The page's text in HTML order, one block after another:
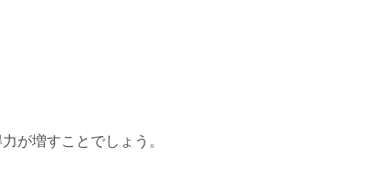
が増すことでしょう。